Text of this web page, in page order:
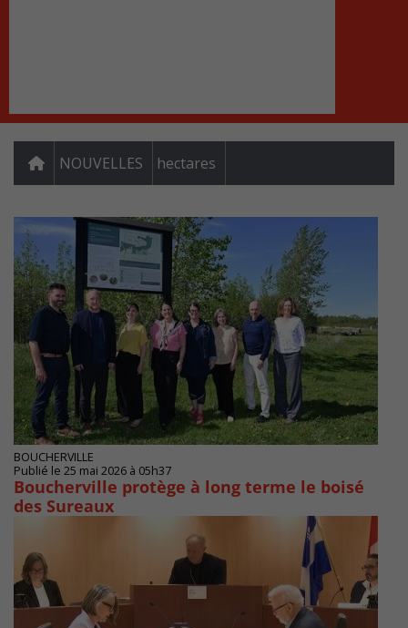
NOUVELLES hectares
BOUCHERVILLE
Publié le 25 mai 2026 à 05h37
Boucherville protège à long terme le boisé
des Sureaux